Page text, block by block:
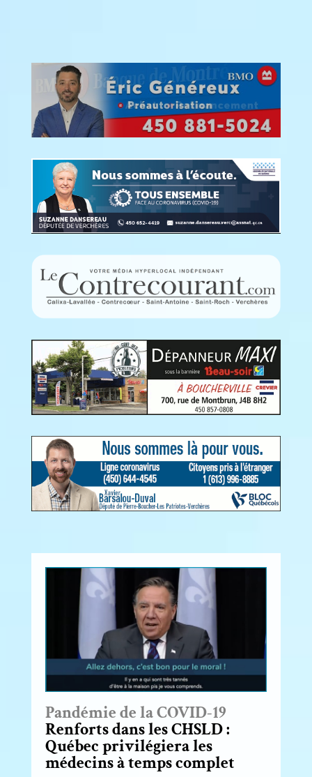
Pandémie de la COVID-19
Renforts dans les CHSLD :
Québec privilégiera les
médecins à temps complet